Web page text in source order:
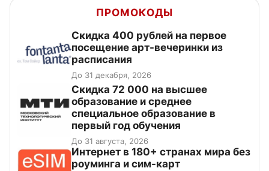
ПРОМОКОДЫ
Cкидка 400 рублей на первое
посещение арт-вечеринки из
расписания
До 31 декабря, 2026
Скидка 72 000 на высшее
образование и среднее
специальное образование в
первый год обучения
До 31 августа, 2026
Интернет в 180+ странах мира без
роуминга и сим-карт